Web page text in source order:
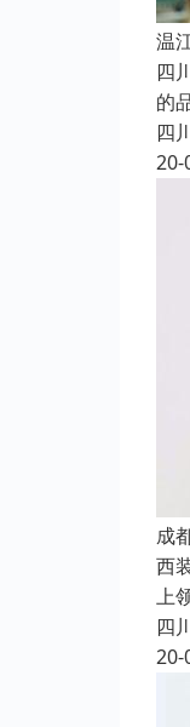
温
四
的
四
20-
成
西
上
四
20-